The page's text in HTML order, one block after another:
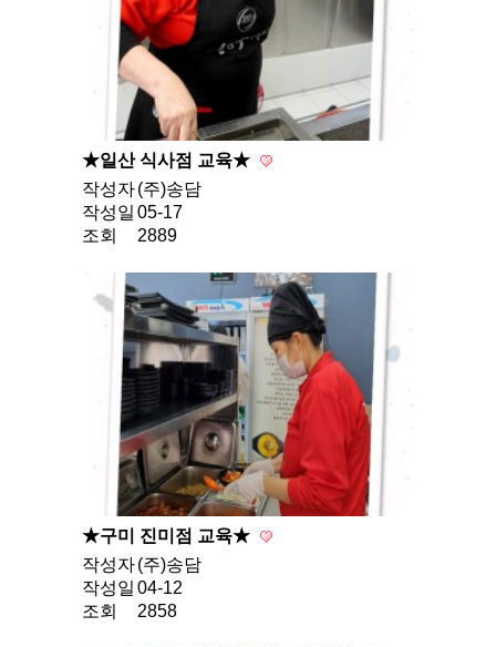
★일산 식사점 교육★
작성자(주)송담
작성일 05-17
조회
2889
★구미 진미점 교육★
작성자(주)송담
작성일 04-12
조회
2858